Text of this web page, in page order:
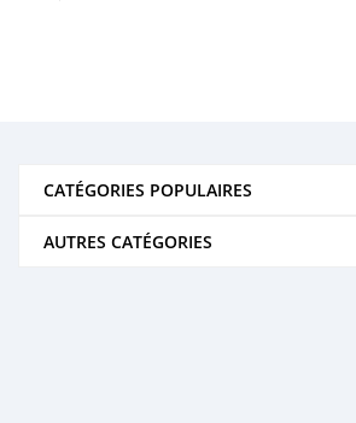
CATÉGORIES POPULAIRES
AUTRES CATÉGORIES